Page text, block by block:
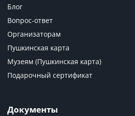
Блог
Вопрос-ответ
Организаторам
Пушкинская карта
Музеям (Пушкинская карта)
Подарочный сертификат
Документы